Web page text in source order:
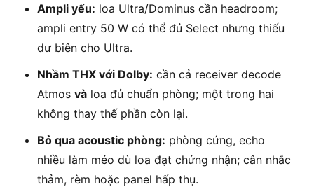
Ampli yếu: loa Ultra/Dominus cần headroom;
ampli entry 50 W có thể đủ Select nhưng thiếu
dư biên cho Ultra.
Nhầm THX với Dolby: cần cả receiver decode
Atmos vàloa đủ chuẩn phòng; một trong hai
không thay thế phần còn lại.
Bỏ qua acoustic phòng: phòng cứng, echo
nhiều làm méo dù loa đạt chứng nhận; cân nhắc
thảm, rèm hoặc panel hấp thụ.